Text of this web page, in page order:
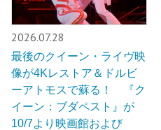
2026.07.28
最後のクイーン・ライヴ映
像が4Kレストア＆ドルビ
ーアトモスで蘇る！ 『ク
イーン：ブダペスト』が
10/7より映画館および